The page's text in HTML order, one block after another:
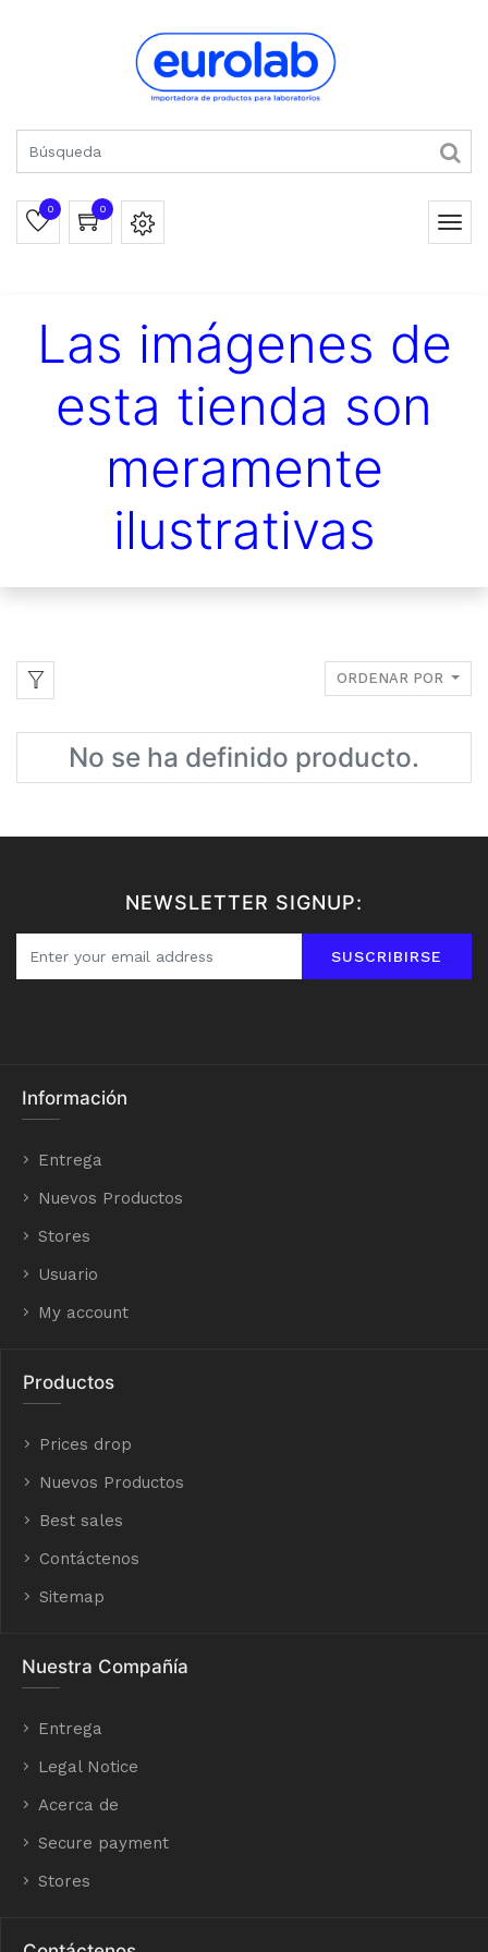
0 0
Las imágenes de
esta tienda son
meramente
ilustrativas
ORDENAR POR
No se ha definido producto.
NEWSLETTER SIGNUP:
SUSCRIBIRSE
Información
Entrega
Nuevos Productos
Stores
Usuario
My account
Productos
Prices drop
Nuevos Productos
Best sales
Contáctenos
Sitemap
Nuestra Compañía
Entrega
Legal Notice
Acerca de
Secure payment
Stores